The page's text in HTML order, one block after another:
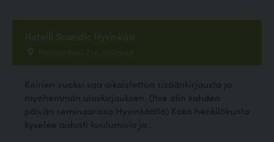
Hotelli Scandic Hyvinkää
Hämeenkatu 2-4, Hyvinkää
Koirien vuoksi saa aikaistettua sisäänkirjausta ja
myöhemmän uloskirjauksen. (Itse olin kahden
päivän seminaarissa Hyvinkäällä) Koko henkilökunta
kyselee aidosti kuulumisia ja...